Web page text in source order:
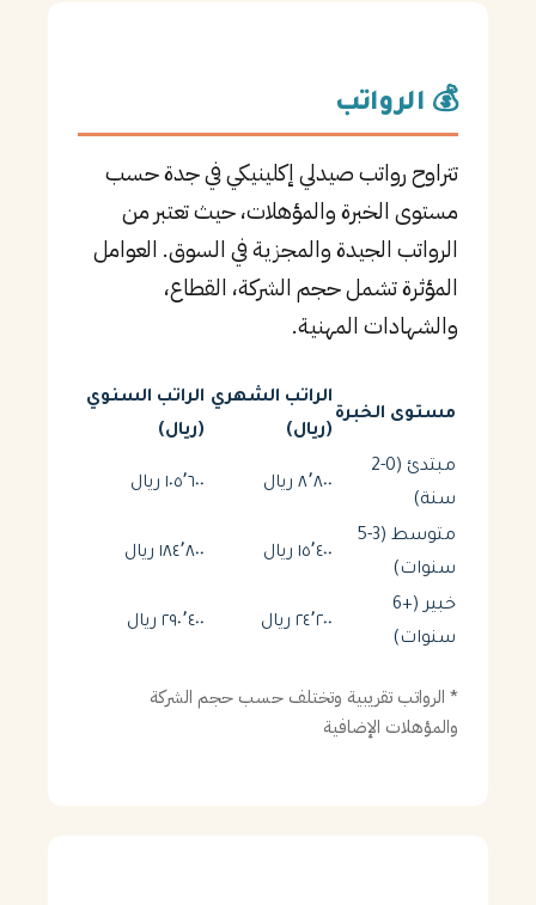
💰 الرواتب
تتراوح رواتب صيدلي إكلينيكي في جدة حسب
مستوى الخبرة والمؤهلات، حيث تعتبر من
الرواتب الجيدة والمجزية في السوق. العوامل
المؤثرة تشمل حجم الشركة، القطاع،
والشهادات المهنية.
مستوى الخبرة
الراتب الشهري
(ريال)
الراتب السنوي
(ريال)
مبتدئ (0-2
سنة)
٨٬٨٠٠ ريال ١٠٥٬٦٠٠ ريال
متوسط (3-5
سنوات)
١٥٬٤٠٠ ريال ١٨٤٬٨٠٠ ريال
خبير (+6
سنوات)
٢٤٬٢٠٠ ريال ٢٩٠٬٤٠٠ ريال
* الرواتب تقريبية وتختلف حسب حجم الشركة
والمؤهلات الإضافية